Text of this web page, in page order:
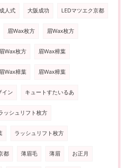
人式 大阪成功 LEDマツエク京都
眉Wax枚方 眉Wax枚方
眉Wax枚方 眉Wax樟葉
眉Wax樟葉 眉Wax樟葉
イン キュートすたいるあ
ッシュリフト枚方
ラッシュリフト枚方
都 薄眉毛 薄眉 お正月